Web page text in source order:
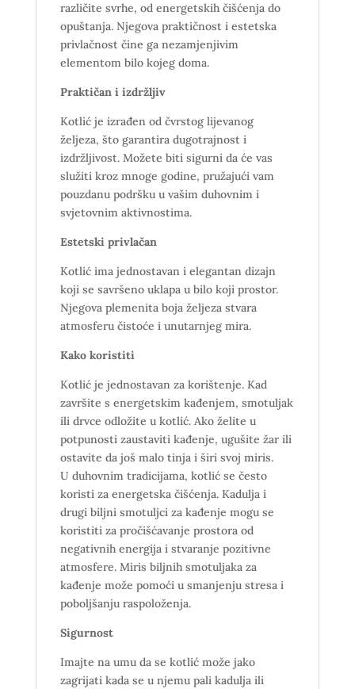
različite svrhe, od energetskih čišćenja do
opuštanja. Njegova praktičnost i estetska
privlačnost čine ga nezamjenjivim
elementom bilo kojeg doma.
Praktičan i izdržljiv
Kotlić je izrađen od čvrstog lijevanog
željeza, što garantira dugotrajnost i
izdržljivost. Možete biti sigurni da će vas
služiti kroz mnoge godine, pružajući vam
pouzdanu podršku u vašim duhovnim i
svjetovnim aktivnostima.
Estetski privlačan
Kotlić ima jednostavan i elegantan dizajn
koji se savršeno uklapa u bilo koji prostor.
Njegova plemenita boja željeza stvara
atmosferu čistoće i unutarnjeg mira.
Kako koristiti
Kotlić je jednostavan za korištenje. Kad
završite s energetskim kađenjem, smotuljak
ili drvce odložite u kotlić. Ako želite u
potpunosti zaustaviti kađenje, ugušite žar ili
ostavite da još malo tinja i širi svoj miris.
U duhovnim tradicijama, kotlić se često
koristi za energetska čišćenja. Kadulja i
drugi biljni smotuljci za kađenje mogu se
koristiti za pročišćavanje prostora od
negativnih energija i stvaranje pozitivne
atmosfere. Miris biljnih smotuljaka za
kađenje može pomoći u smanjenju stresa i
poboljšanju raspoloženja.
Sigurnost
Imajte na umu da se kotlić može jako
zagrijati kada se u njemu pali kadulja ili